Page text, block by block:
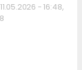
- 16:48,